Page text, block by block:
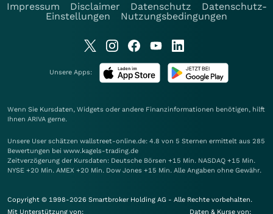
Impressum
Disclaimer Datenschutz
Datenschutz-
Einstellungen
Nutzungsbedingungen
Unsere Apps:
Wenn Sie Kursdaten, Widgets oder andere Finanzinformationen benötigen, hilft
Ihnen ARIVA gerne.
Unsere User schätzen wallstreet-online.de: 4.8 von 5 Sternen ermittelt aus 285
Bewertungen bei www.kagels-trading.de
Zeitverzögerung der Kursdaten: Deutsche Börsen +15 Min. NASDAQ +15 Min.
NYSE +20 Min. AMEX +20 Min. Dow Jones +15 Min. Alle Angaben ohne Gewähr.
Copyright © 1998-2026 Smartbroker Holding AG - Alle Rechte vorbehalten.
Mit Unterstützung von:
Daten & Kurse von: